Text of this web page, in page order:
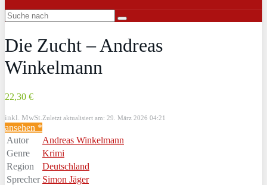
Die Zucht – Andreas
Winkelmann
22,30 €
inkl. MwSt. Zuletzt aktualisiert am: 29. März 2026 04:21
ansehen *
Autor
Andreas Winkelmann
Genre
Krimi
Region
Deutschland
Sprecher Simon Jäger